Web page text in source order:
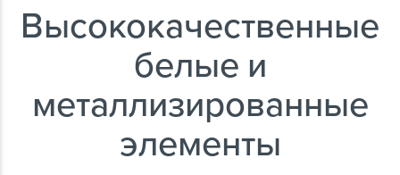
Высококачественные
белые и
металлизированные
элементы